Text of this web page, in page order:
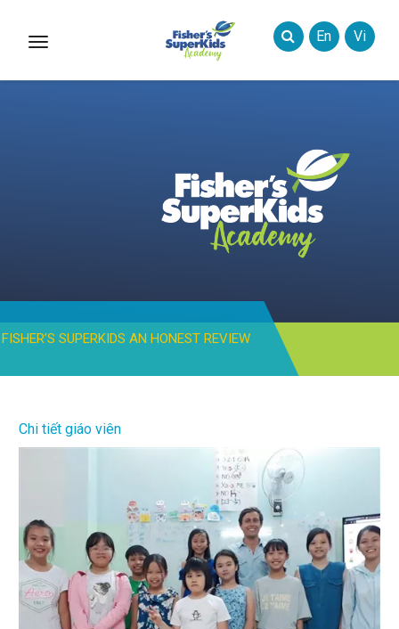
Toggle
En Vi
FISHER’S SUPERKIDS AN HONEST REVIEW
Chi tiết giáo viên